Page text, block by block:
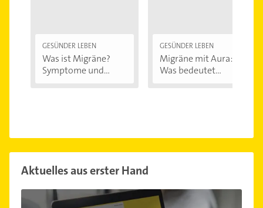
GESÜNDER LEBEN
Was ist Migräne?
Symptome und...
GESÜNDER LEBEN
Migräne mit Aura:
Was bedeutet...
Aktuelles aus erster Hand